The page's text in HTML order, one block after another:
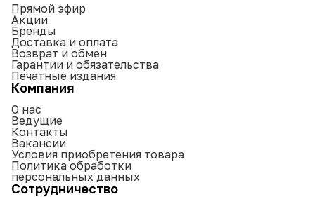
Прямой эфир
Акции
Бренды
Доставка и оплата
Возврат и обмен
Гарантии и обязательства
Печатные издания
Компания
О нас
Ведущие
Контакты
Вакансии
Условия приобретения товара
Политика обработки
персональных данных
Сотрудничество